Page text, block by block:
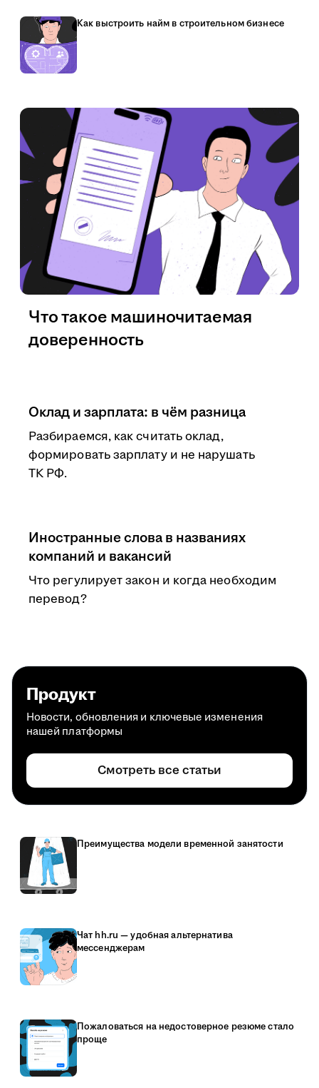
Как выстроить найм в строительном бизнесе
Оклад и зарплата: в чём разница
Разбираемся, как считать оклад,
формировать зарплату и не нарушать
ТК РФ.
Иностранные слова в названиях
компаний и вакансий
Что регулирует закон и когда необходим
перевод?
Что такое машиночитаемая
доверенность
Продукт
Новости, обновления и ключевые изменения
нашей платформы
Смотреть все статьи
Преимущества модели временной занятости
Чат hh.ru — удобная альтернатива
мессенджерам
Пожаловаться на недостоверное резюме стало
проще